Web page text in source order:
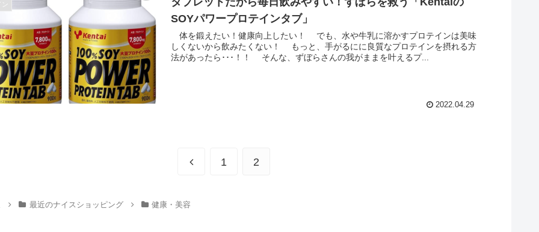
ン
SOYパワープロテインタブ」
体を鍛えたい！健康向上したい！ でも、水や牛乳に溶かすプロテインは美味
しくないから飲みたくない！ もっと、手がるにに良質なプロテインを摂れる方
法があったら･･･！！ そんな、ずぼらさんの我がままを叶えるプ...
2022.04.29
1 2
最近のナイスショッピング 健康・美容